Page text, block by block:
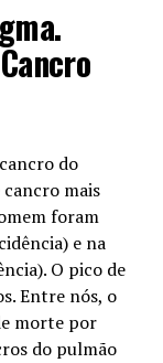
do
mais
foram
e na
O pico de
Entre nós, o
morte por
do pulmão